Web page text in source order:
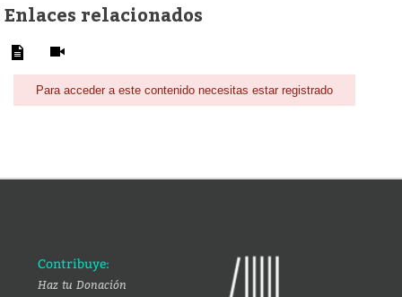
Enlaces relacionados
Para acceder a este contenido necesitas estar registrado
Contribuye:
Haz tu Donación